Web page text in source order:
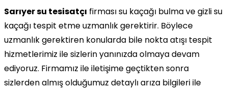
Sarıyer su tesisatçı firması su kaçağı bulma ve gizli su
kaçağı tespit etme uzmanlık gerektirir. Böylece
uzmanlık gerektiren konularda bile nokta atışı tespit
hizmetlerimiz ile sizlerin yanınızda olmaya devam
ediyoruz. Firmamız ile iletişime geçtikten sonra
sizlerden almış olduğumuz detaylı arıza bilgileri ile